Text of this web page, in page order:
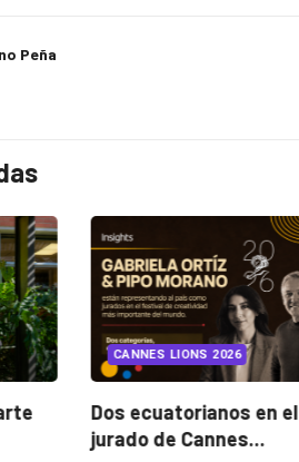
Peña
CANNES LIONS 2026
Dos ecuatorianos en el
jurado de Cannes...